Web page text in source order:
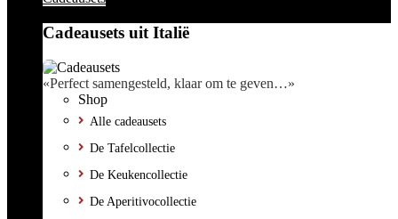
Cadeausets uit Italië
«Perfect samengesteld, klaar om te geven…»
Shop
Alle cadeausets
De Tafelcollectie
De Keukencollectie
De Aperitivocollectie